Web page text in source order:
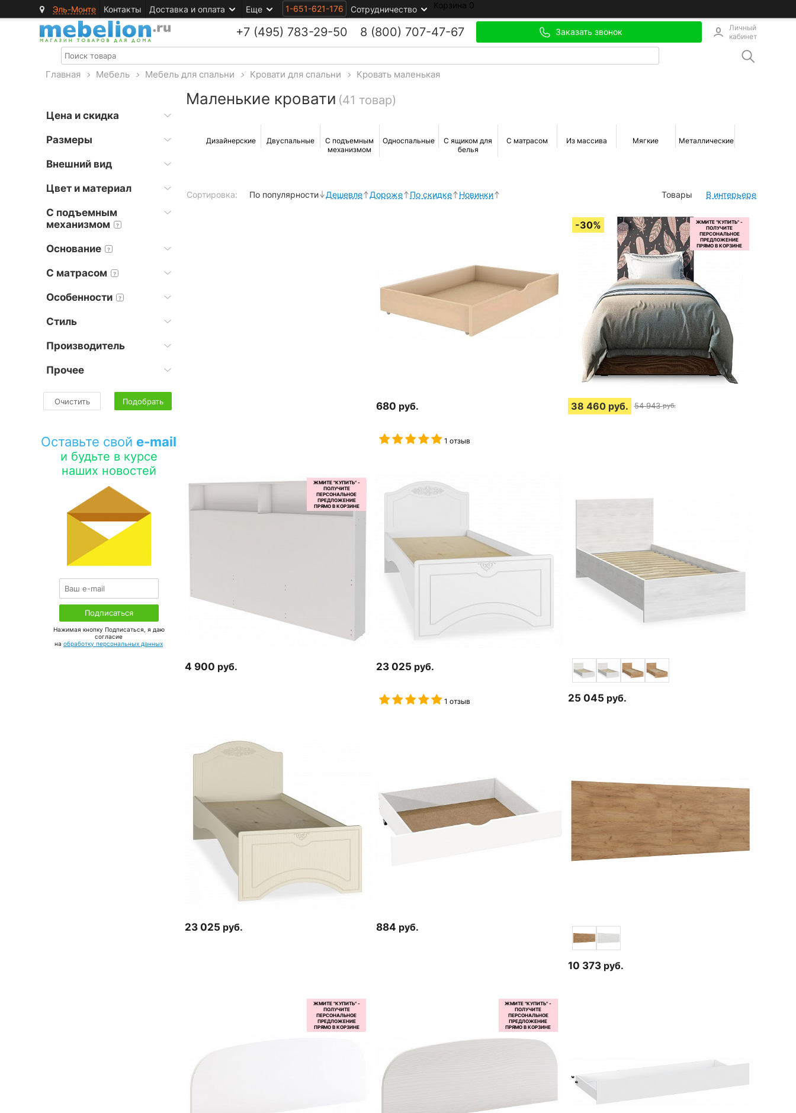
Эль-Монте Контакты Доставка и оплата Еще 1-651-621-176 Сотрудничество Корзина 0
+7 (495) 783-29-50 8 (800) 707-47-67 Заказать звонок
Личный
кабинет
Главная > Мебель > Мебель для спальни > Кровати для спальни > Кровать маленькая
Цена и скидка
Размеры
Внешний вид
Цвет и материал
С подъемным
механизмом
?
Основание ?
С матрасом ?
Особенности ?
Стиль
Производитель
Прочее
Очистить Подобрать
Оставьте свой e-mail
и будьте в курсе
наших новостей
Нажимая кнопку Подписаться, я даю
соглаcие
на обработку персональных данных
Маленькие кровати (41 товар)
Дизайнерские Двуспальные
С подъемным
механизмом
Односпальные
С ящиком для
белья
С матрасом Из массива Мягкие Металлические
Сортировка: По популярности Дешевле Дороже По скидке Новинки Товары В интерьере
680 руб.
1 отзыв
38 460 руб. 54 943 руб.
4 900 руб. 23 025 руб.
1 отзыв 25 045 руб.
23 025 руб. 884 руб.
10 373 руб.